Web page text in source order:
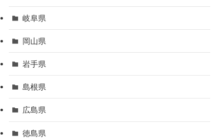
岐阜県
岡山県
岩手県
島根県
広島県
徳島県